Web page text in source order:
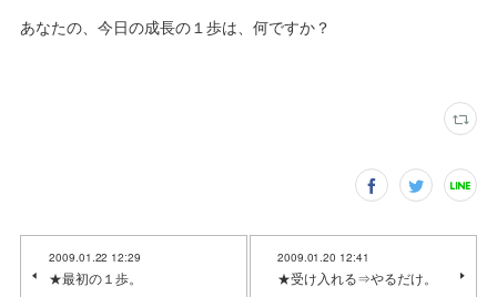
あなたの、今日の成長の１歩は、何ですか？
2009.01.22 12:29
★最初の１歩。
2009.01.20 12:41
★受け入れる⇒やるだけ。